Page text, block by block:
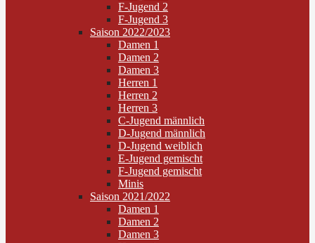
F-Jugend 2
F-Jugend 3
Saison 2022/2023
Damen 1
Damen 2
Damen 3
Herren 1
Herren 2
Herren 3
C-Jugend männlich
D-Jugend männlich
D-Jugend weiblich
E-Jugend gemischt
F-Jugend gemischt
Minis
Saison 2021/2022
Damen 1
Damen 2
Damen 3